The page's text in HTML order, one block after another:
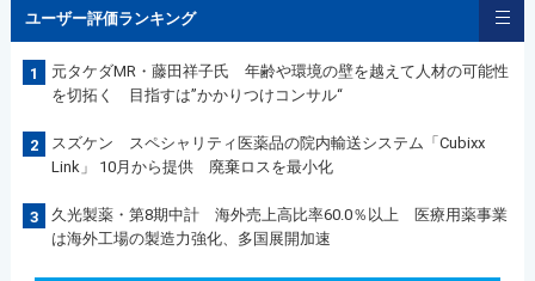
ユーザー評価ランキング
1
元タケダMR・藤田祥子氏 年齢や環境の壁を越えて人材の可能性
を切拓く 目指すは”かかりつけコンサル“
2
スズケン スペシャリティ医薬品の院内輸送システム「Cubixx
Link」 10月から提供 廃棄ロスを最小化
3
久光製薬・第8期中計 海外売上高比率60.0％以上 医療用薬事業
は海外工場の製造力強化、多国展開加速